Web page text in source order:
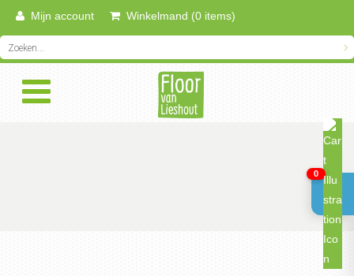
Mijn account Winkelmand (0 items)
0